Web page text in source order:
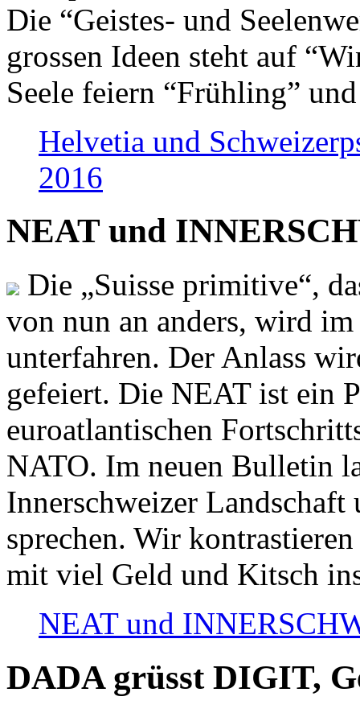
Die “Geistes- und
grossen Ideen steht auf
Seele feiern “Frühling”
Helvetia und
2016
NEAT und
Die „Suisse primitive“,
von nun an anders, wird
unterfahren. Der Anlass
gefeiert. Die NEAT ist ein
euroatlantischen
NATO. Im neuen Bulletin
Innerschweizer
sprechen. Wir
mit viel Geld und Kitsch
NEAT und
DADA grüsst DIGIT,